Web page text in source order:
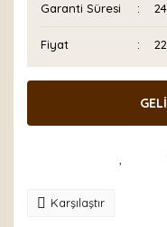
Garanti Süresi
Fiyat
Karşılaştır